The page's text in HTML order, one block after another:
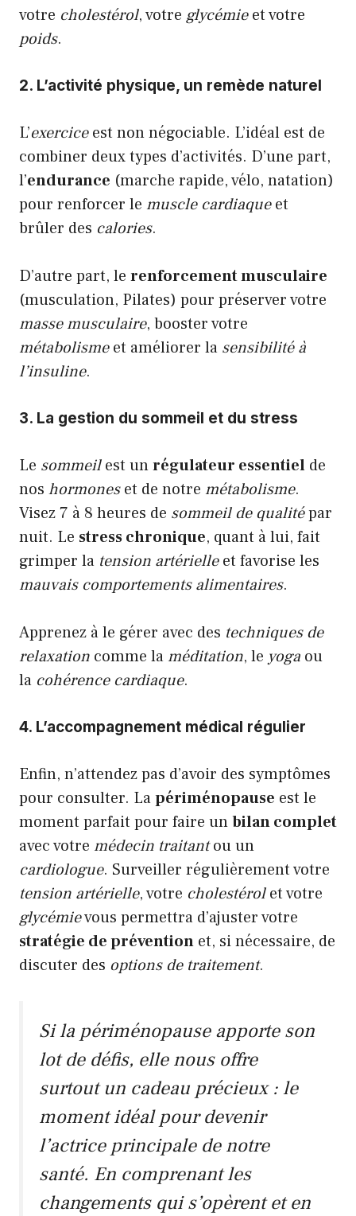
votre cholestérol, votre glycémieet votre
poids.
2. L’activité physique, un remède naturel
L’exerciceest non négociable. L’idéal est de
combiner deux types d’activités. D’une part,
l’endurance (marche rapide, vélo, natation)
pour renforcer le muscle cardiaqueet
brûler des calories.
D’autre part, le renforcement musculaire
(musculation, Pilates) pour préserver votre
masse musculaire, booster votre
métabolismeet améliorer la sensibilité à
l’insuline.
3. La gestion du sommeil et du stress
Le sommeilest unrégulateur essentiel de
nos hormoneset de notre métabolisme.
Visez 7 à 8 heures de sommeil de qualitépar
nuit. Le stress chronique, quant à lui, fait
grimper la tension artérielleet favorise les
mauvais comportements alimentaires.
Apprenez à le gérer avec des techniques de
relaxation comme laméditation, le yoga ou
la cohérence cardiaque.
4. L’accompagnement médical régulier
Enfin, n’attendez pas d’avoir des symptômes
pour consulter. Lapériménopause est le
moment parfait pour faire unbilan complet
avec votre médecin traitantou un
cardiologue. Surveiller régulièrement votre
tension artérielle, votre cholestérolet votre
glycémievous permettra d’ajuster votre
stratégie de prévention et, si nécessaire, de
discuter des options de traitement.
Si la périménopause apporte son
lot de défis, elle nous offre
surtout un cadeau précieux : le
moment idéal pour devenir
l’actrice principale de notre
santé. En comprenant les
changements qui s’opèrent et en